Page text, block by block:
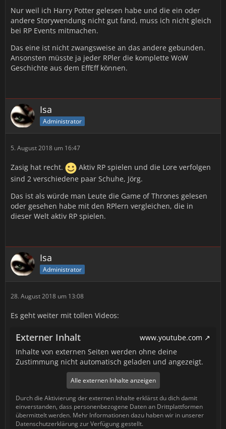
Nur weil ich Harry Potter gelesen habe und die ein oder
andere Storywendung nicht gut fand, muss ich nicht gleich
bei RP Events mitmachen.
Das eine ist nicht zwangsweise an das andere gebunden.
Ansonsten müsste ja jeder RPler die komplette WoW
Geschichte aus dem EffEff können.
Isa
Administrator
5. August 2018 um 16:47
Zasig hat recht.
Aktiv RP spielen und die Lore verfolgen
sind 2 verschiedene paar Schuhe, Jörg.
Das ist als würde man Leute die Game of Thrones gelesen
oder gesehen habe mit den RPlern vergleichen, die in
dieser Welt aktiv RP spielen.
Isa
Administrator
28. August 2018 um 13:08
Es geht weiter mit tollen Videos:
Externer Inhalt
www.youtube.com
Inhalte von externen Seiten werden ohne deine
Zustimmung nicht automatisch geladen und angezeigt.
Alle externen Inhalte anzeigen
Durch die Aktivierung der externen Inhalte erklärst du dich damit
einverstanden, dass personenbezogene Daten an Drittplattformen
übermittelt werden. Mehr Informationen dazu haben wir in unserer
Datenschutzerklärung zur Verfügung gestellt.